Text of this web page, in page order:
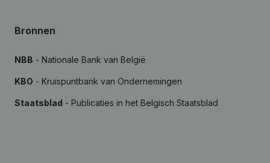
Bronnen
NBB - Nationale Bank van België
KBO - Kruispuntbank van Ondernemingen
Staatsblad - Publicaties in het Belgisch Staatsblad